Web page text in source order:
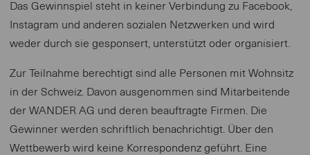
Das Gewinnspiel steht in keiner Verbindung zu Facebook,
Instagram und anderen sozialen Netzwerken und wird
weder durch sie gesponsert, unterstützt oder organisiert.
Zur Teilnahme berechtigt sind alle Personen mit Wohnsitz
in der Schweiz. Davon ausgenommen sind Mitarbeitende
der WANDER AG und deren beauftragte Firmen. Die
Gewinner werden schriftlich benachrichtigt. Über den
Wettbewerb wird keine Korrespondenz geführt. Eine